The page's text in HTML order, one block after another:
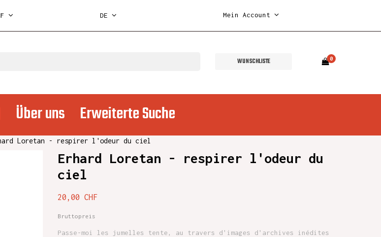
DE Mein Account
WUNSCHLISTE 0
Über uns Erweiterte Suche
Loretan - respirer l'odeur du ciel
Erhard Loretan - respirer l'odeur du
ciel
20,00 CHF
Bruttopreis
Passe-moi les jumelles tente, au travers d'images d'archives inédites